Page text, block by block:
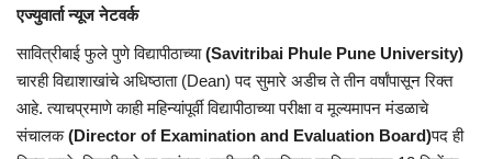
एज्युवार्ता न्यूज नेटवर्क
सावित्रीबाई फुले पुणे विद्यापीठाच्या(Savitribai Phule Pune University)
चारही विद्याशाखांचे अधिष्ठाता (Dean) पद सुमारे अडीच ते तीन वर्षांपासून रिक्त
आहे. त्याचप्रमाणे काही महिन्यांपूर्वी विद्यापीठाच्या परीक्षा व मूल्यमापन मंडळाचे
संचालक(Director of Examination and Evaluation Board)पद ही